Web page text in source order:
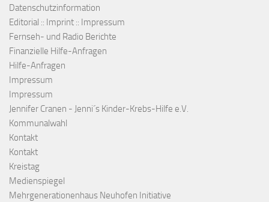
Datenschutzinformation
Editorial :: Imprint :: Impressum
Fernseh- und Radio Berichte
Finanzielle Hilfe-Anfragen
Hilfe-Anfragen
Impressum
Impressum
Jennifer Cranen - Jenni´s Kinder-Krebs-Hilfe e.V.
Kommunalwahl
Kontakt
Kontakt
Kreistag
Medienspiegel
Mehrgenerationenhaus Neuhofen Initiative